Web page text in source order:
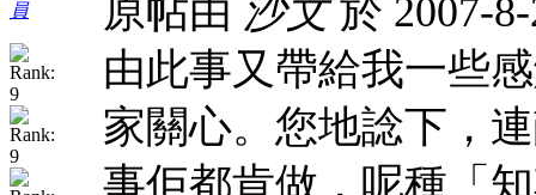
員
原帖由 沙文於 2007-
由此事又帶給我一些
家關心。您地諗下，
事佢都肯做，呢種「